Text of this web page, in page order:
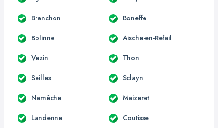
Branchon Boneffe
Bolinne Aische-en-Refail
Vezin Thon
Seilles Sclayn
Namêche Maizeret
Landenne Coutisse